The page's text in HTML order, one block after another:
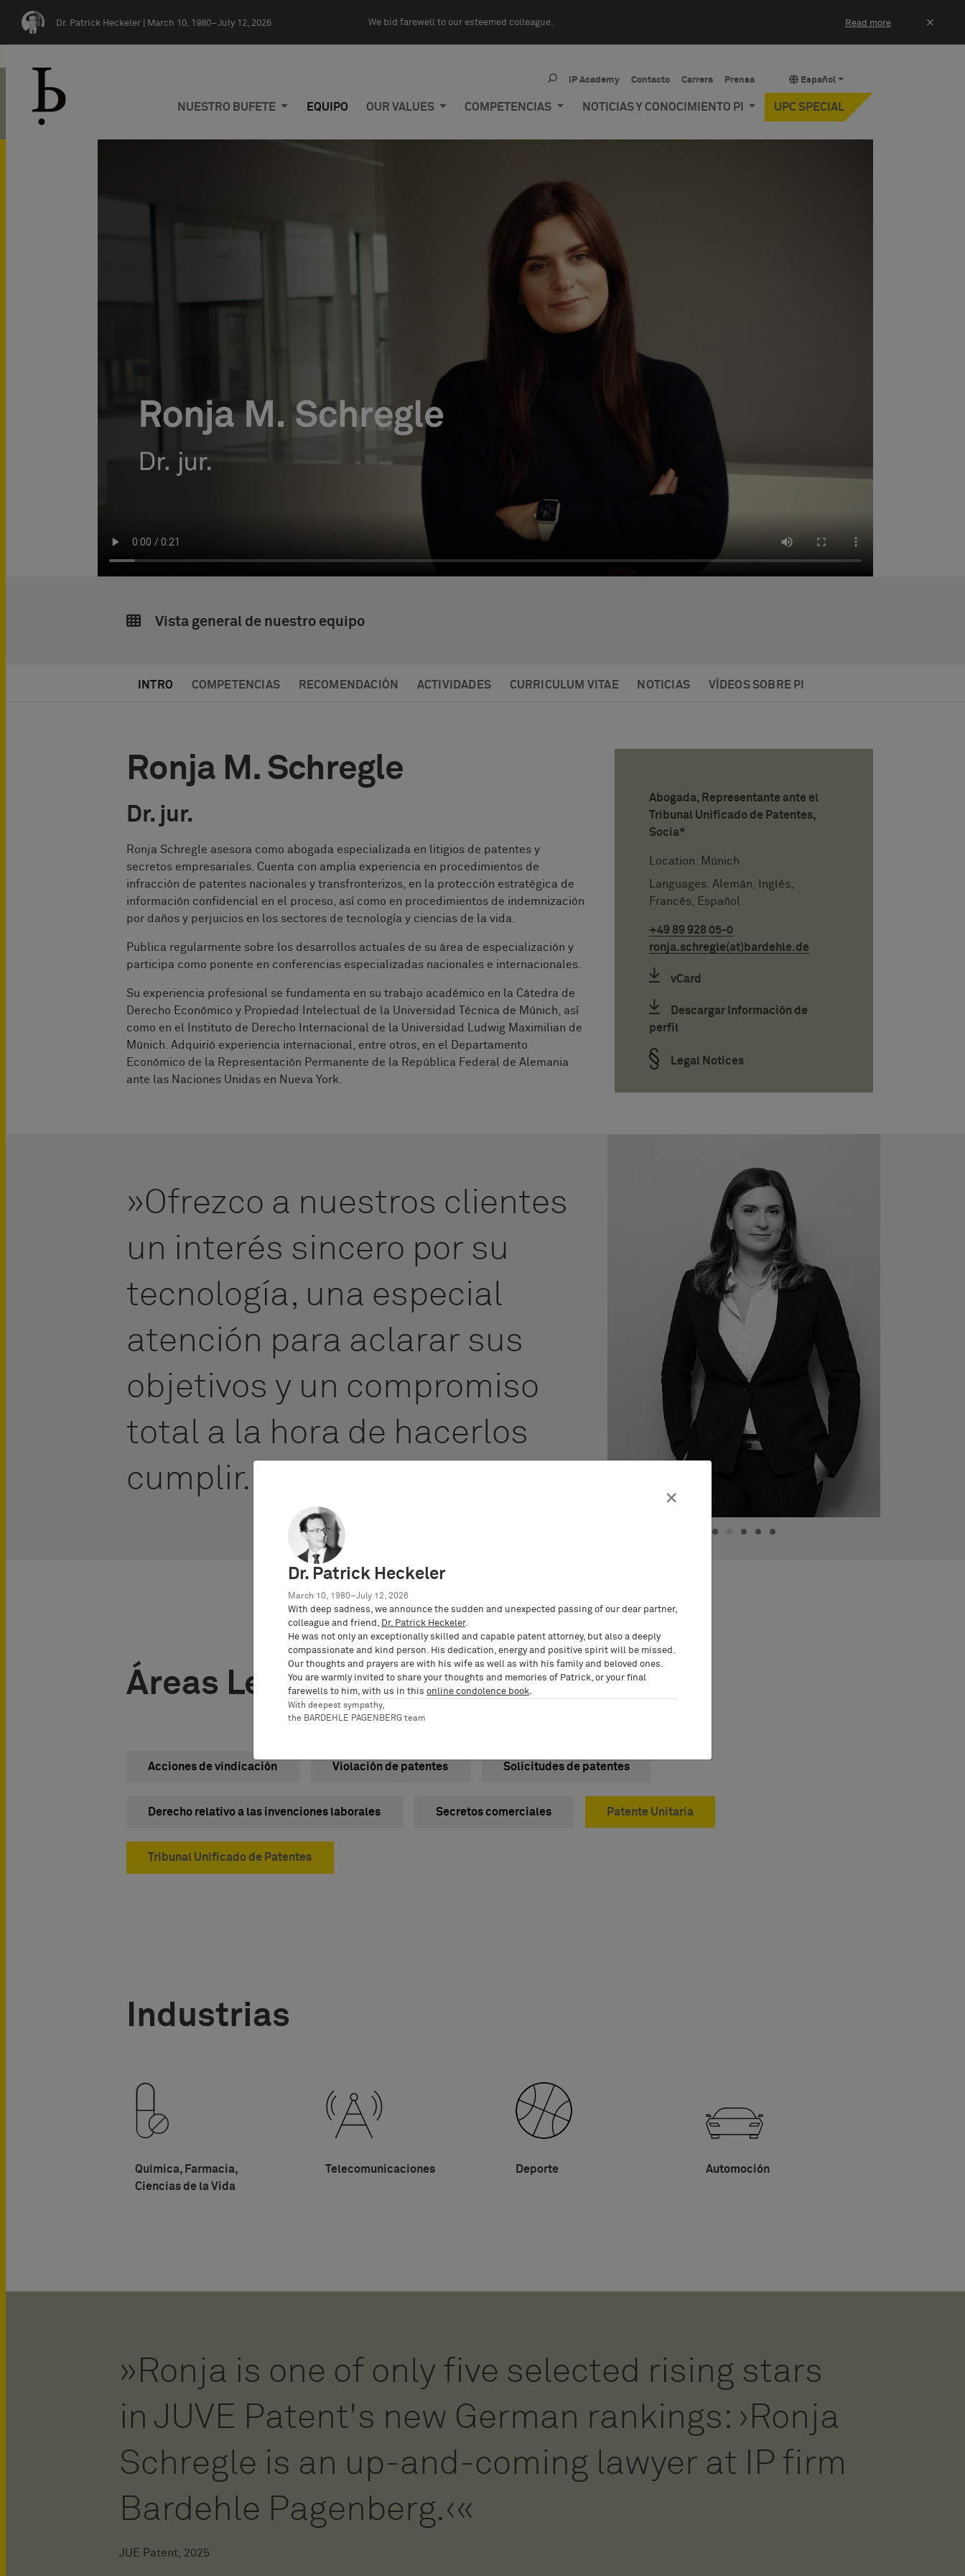
Dr. Patrick Heckeler | March 10, 1980–July 12, 2026 We bid farewell to our esteemed colleague. Read more ×
Español
IP Academy Contacto Carrera Prensa
NUESTRO BUFETE EQUIPO OUR VALUES COMPETENCIAS NOTICIAS Y CONOCIMIENTO PI UPC SPECIAL
Vista general de nuestro equipo
INTRO COMPETENCIAS RECOMENDACIÓN ACTIVIDADES CURRICULUM VITAE NOTICIAS VÍDEOS SOBRE PI
Ronja M. Schregle
Dr. jur.
Ronja Schregle asesora como abogada especializada en litigios de patentes y
secretos empresariales. Cuenta con amplia experiencia en procedimientos de
infracción de patentes nacionales y transfronterizos, en la protección estratégica de
información confidencial en el proceso, así como en procedimientos de indemnización
por daños y perjuicios en los sectores de tecnología y ciencias de la vida.
Publica regularmente sobre los desarrollos actuales de su área de especialización y
participa como ponente en conferencias especializadas nacionales e internacionales.
Su experiencia profesional se fundamenta en su trabajo académico en la Cátedra de
Derecho Económico y Propiedad Intelectual de la Universidad Técnica de Múnich, así
como en el Instituto de Derecho Internacional de la Universidad Ludwig Maximilian de
Múnich. Adquirió experiencia internacional, entre otros, en el Departamento
Económico de la Representación Permanente de la República Federal de Alemania
ante las Naciones Unidas en Nueva York.
Abogada, Representante ante el
Tribunal Unificado de Patentes,
Socia*
Location: Múnich
Languages: Alemán, Inglés,
Francés, Español
+49 89 928 05-0
ronja.schregle(at)bardehle.de
vCard
Descargar Información de
perfil
Legal Notices
Ofrezco a nuestros clientes
un interés sincero por su
tecnología, una especial
atención para aclarar sus
objetivos y un compromiso
total a la hora de hacerlos
cumplir.
Áreas Legales
Acciones de vindicación Violación de patentes Solicitudes de patentes
Derecho relativo a las invenciones laborales Secretos comerciales Patente Unitaria
Tribunal Unificado de Patentes
Industrias
Química, Farmacia,
Ciencias de la Vida
Telecomunicaciones Deporte Automoción
Ronja is one of only five selected rising stars
in JUVE Patent's new German rankings: ›Ronja
Schregle is an up-and-coming lawyer at IP firm
Bardehle Pagenberg.‹
JUE Patent, 2025
×
Dr. Patrick Heckeler
March 10, 1980–July 12, 2026
With deep sadness, we announce the sudden and unexpected passing of our dear partner,
colleague and friend, Dr. Patrick Heckeler.
He was not only an exceptionally skilled and capable patent attorney, but also a deeply
compassionate and kind person. His dedication, energy and positive spirit will be missed.
Our thoughts and prayers are with his wife as well as with his family and beloved ones.
You are warmly invited to share your thoughts and memories of Patrick, or your final
farewells to him, with us in this online condolence book.
With deepest sympathy,
the BARDEHLE PAGENBERG team